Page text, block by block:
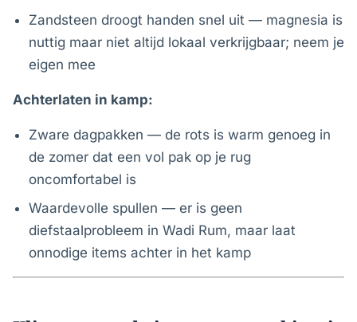
Zandsteen droogt handen snel uit — magnesia is
nuttig maar niet altijd lokaal verkrijgbaar; neem je
eigen mee
Achterlaten in kamp:
Zware dagpakken — de rots is warm genoeg in
de zomer dat een vol pak op je rug
oncomfortabel is
Waardevolle spullen — er is geen
diefstaalprobleem in Wadi Rum, maar laat
onnodige items achter in het kamp